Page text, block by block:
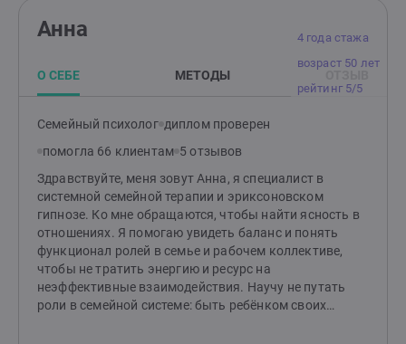
4 года стажа
возраст 50 лет
рейтинг 5/5
Анна
О СЕБЕ МЕТОДЫ
Семейный психолог диплом проверен
помогла 66 клиентам 5 отзывов
Здравствуйте, меня зовут Анна, я специалист в
системной семейной терапии и эриксоновском
гипнозе. Ко мне обращаются, чтобы найти ясность в
отношениях. Я помогаю увидеть баланс и понять
функционал ролей в семье и рабочем коллективе,
чтобы не тратить энергию и ресурс на
неэффективные взаимодействия. Научу не путать
роли в семейной системе: быть ребёнком своих